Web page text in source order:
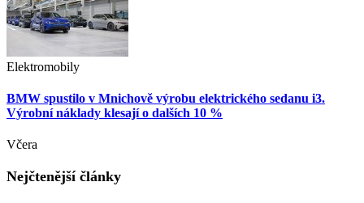
Elektromobily
BMW spustilo v Mnichově výrobu elektrického sedanu i3.
Výrobní náklady klesají o dalších 10 %
Včera
Nejčtenější články